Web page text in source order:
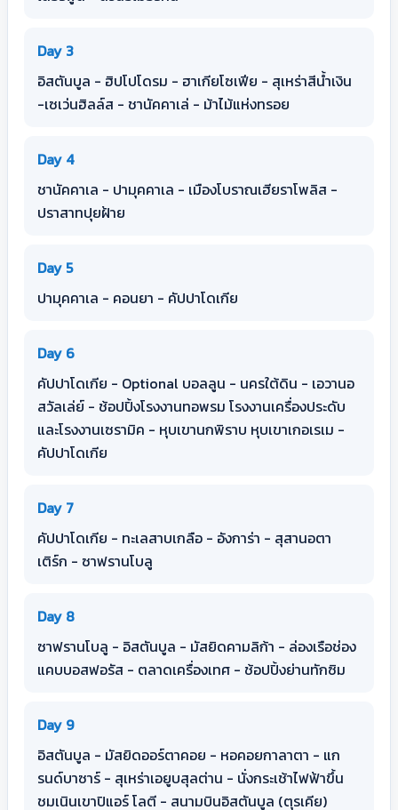
Day 3
อิสตันบูล - ฮิปโปโดรม - ฮาเกียโซเฟีย - สุเหร่าสีน้ำเงิน
-เซเว่นฮิลล์ส - ชานัคคาเล่ - ม้าไม้แห่งทรอย
Day 4
ชานัคคาเล - ปามุคคาเล - เมืองโบราณเฮียราโพลิส -
ปราสาทปุยฝ้าย
Day 5
ปามุคคาเล - คอนยา - คัปปาโดเกีย
Day 6
คัปปาโดเกีย - Optional บอลลูน - นครใต้ดิน - เอวานอ
สวัลเล่ย์ - ช้อปปิ้งโรงงานทอพรม โรงงานเครื่องประดับ
และโรงงานเซรามิค - หุบเขานกพิราบ หุบเขาเกอเรเม -
คัปปาโดเกีย
Day 7
คัปปาโดเกีย - ทะเลสาบเกลือ - อังการ่า - สุสานอตา
เติร์ก - ซาฟรานโบลู
Day 8
ซาฟรานโบลู - อิสตันบูล - มัสยิดคามลิก้า - ล่องเรือช่อง
แคบบอสฟอรัส - ตลาดเครื่องเทศ - ช้อปปิ้งย่านทักซิม
Day 9
อิสตันบูล - มัสยิดออร์ตาคอย - หอคอยกาลาตา - แก
รนด์บาซาร์ - สุเหร่าเอยูบสุลต่าน - นั่งกระเช้าไฟฟ้าขึ้น
ชมเนินเขาปิแอร์ โลตี - สนามบินอิสตันบูล (ตุรเคีย)